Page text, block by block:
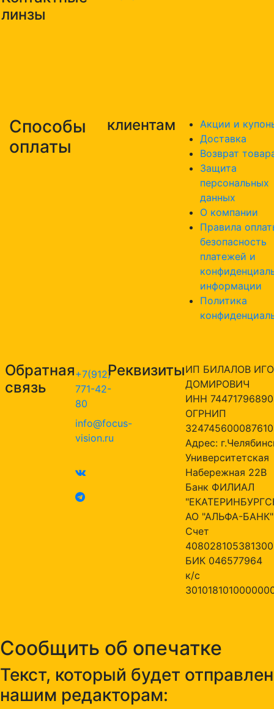
линзы
Способы
оплаты
клиентам
Акции и
Доставка
Возврат
Защита
персональных
данных
О компании
Правила
безопасность
платежей и
информации
Политика
Обратная
связь
+7(912)
771-42-
80
info@focus-
vision.ru
РеквизитыИП БИЛАЛОВ
ДОМИРОВИЧ
ИНН
ОГРНИП
324745600087610
Адрес:
Университетская
Набережная 22В
Банк ФИЛИАЛ
АО "АЛЬФА-БАНК"
Счет
БИК 046577964
к/с
Сообщить об опечатке
Текст, который будет отправлен
нашим редакторам: